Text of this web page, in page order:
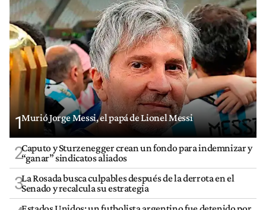
1Murió Jorge Messi, el papá de Lionel Messi
2Caputo y Sturzenegger crean un fondo para indemnizar y
“ganar” sindicatos aliados
3La Rosada busca culpables después de la derrota en el
Senado y recalcula su estrategia